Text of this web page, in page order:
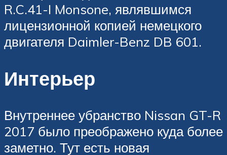
R.C.41-I Monsone, являвшимся
лицензионной копией немецкого
двигателя Daimler-Benz DB 601.
Интерьер
Внутреннее убранство Nissan GT-R
2017 было преображено куда более
заметно. Тут есть новая